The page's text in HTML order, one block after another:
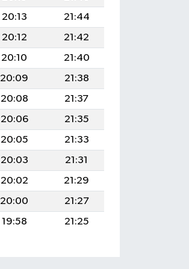
20:13
21:44
20:12
21:42
20:10
21:40
20:09
21:38
20:08
21:37
20:06
21:35
20:05
21:33
20:03
21:31
20:02
21:29
20:00
21:27
19:58 21:25